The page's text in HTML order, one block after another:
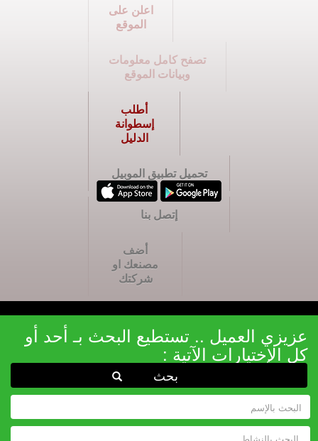
اعلن على
الموقع
تصفح كامل معلومات
وبيانات الموقع
أطلب
إسطوانة
الدليل
تحميل تطبيق الموبيل
إتصل بنا
أضف
مصنعك او
شركتك
عزيزي العميل .. تستطيع البحث بـ أحد أو
كل الإختيارات الآتية :